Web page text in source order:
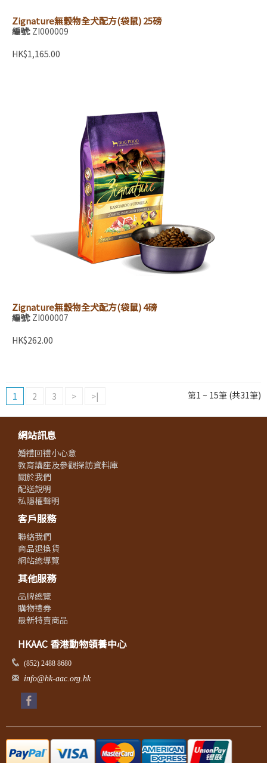
Zignature無穀物全犬配方(袋鼠) 25磅
編號: ZI000009
HK$1,165.00
Zignature無穀物全犬配方(袋鼠) 4磅
編號: ZI000007
HK$262.00
1 2 3 > >| 第1 ~ 15筆 (共31筆)
網站訊息
婚禮回禮小心意
教育講座及參觀探訪資料庫
關於我們
配送說明
私隱權聲明
客戶服務
聯絡我們
商品退換貨
網站總導覽
其他服務
品牌總覽
購物禮券
最新特賣商品
HKAAC 香港動物領養中心
(852) 2488 8680
info@hk-aac.org.hk